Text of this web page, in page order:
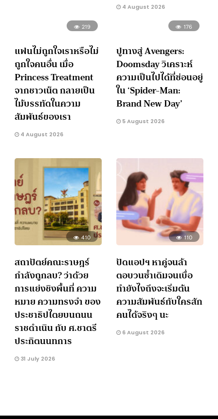
4 August 2026
219
แฟนไม่ถูกใจเราหรือไม่
ถูกใจคนอื่น เมื่อ
Princess Treatment
จากชาวเน็ต กลายเป็น
ไม้บรรทัดในความ
สัมพันธ์ของเรา
4 August 2026
176
ปูทางสู่ Avengers:
Doomsday วิเคราะห์
ความเป็นไปได้ที่ซ่อนอยู่
ใน ‘Spider-Man:
Brand New Day’
5 August 2026
410
สถาปัตย์คณะราษฎร์
กำลังถูกลบ? ว่าด้วย
การแย่งชิงพื้นที่ ความ
หมาย ความทรงจำ ของ
ประชาธิปไตยบนถนน
ราชดำเนิน กับ ศ.ชาตรี
ประกิตนนทการ
31 July 2026
110
ปัดแอปฯ หาคู่จนล้า
ตอบวนซ้ำเดิมจนเบื่อ
ทำยังไงถึงจะเริ่มต้น
ความสัมพันธ์กับใครสัก
คนได้จริงๆ นะ
6 August 2026